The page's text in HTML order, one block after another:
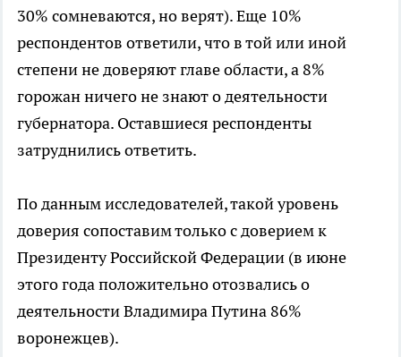
30% сомневаются, но верят). Еще 10%
респондентов ответили, что в той или иной
степени не доверяют главе области, а 8%
горожан ничего не знают о деятельности
губернатора. Оставшиеся респонденты
затруднились ответить.
По данным исследователей, такой уровень
доверия сопоставим только с доверием к
Президенту Российской Федерации (в июне
этого года положительно отозвались о
деятельности Владимира Путина 86%
воронежцев).